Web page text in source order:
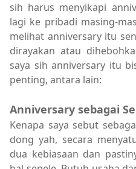
sih harus menyikapi
lagi ke pribadi masing-
melihat anniversary itu
dirayakan atau
saya sih anniversary itu
penting, antara lain:
Anniversary sebagai
Kenapa saya sebut
dong yah, secara
dua kebiasaan dan